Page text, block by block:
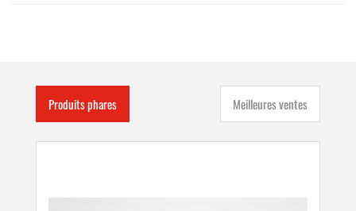
Produits phares Meilleures ventes